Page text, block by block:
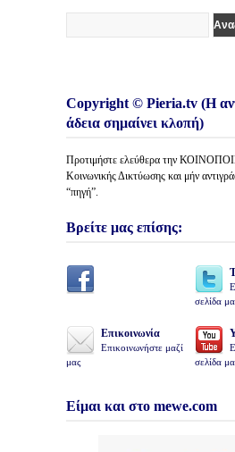
Copyright © Pieria.tv (Η
άδεια σημαίνει κλοπή)
Προτιμήστε ελεύθερα την
Κοινωνικής Δικτύωσης και μήν
“πηγή”.
Βρείτε μας επίσης:
σελίδα
Επικοινωνία
Επικοινωνήστε μαζί
μας
σελίδα
Είμαι και στο mewe.com